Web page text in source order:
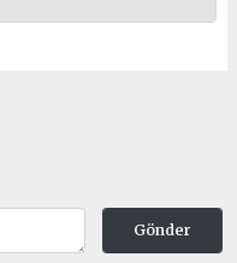
Gönder